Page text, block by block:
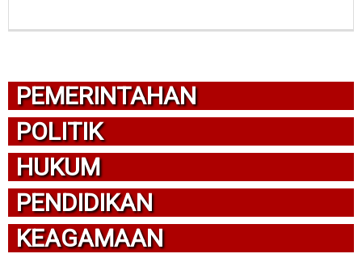
PEMERINTAHAN
POLITIK
HUKUM
PENDIDIKAN
KEAGAMAAN